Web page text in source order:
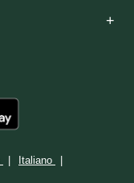
Italiano